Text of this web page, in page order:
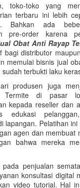
toko-toko yang
terbaru ini lebih
Bahkan ada
pre-order karena
Obat Anti Rayap
bagi distributor
memulai bisnis jual
terbukti laku
produsen juga
Termite di pasar
kepada reseller dan
edukasi
lapangan. Pelatihan
agen dan membuat
bahwa mereka
penjualan
konsultasi digital
video tutorial. Hal